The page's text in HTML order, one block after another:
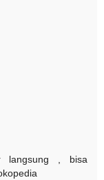
langsung , bisa